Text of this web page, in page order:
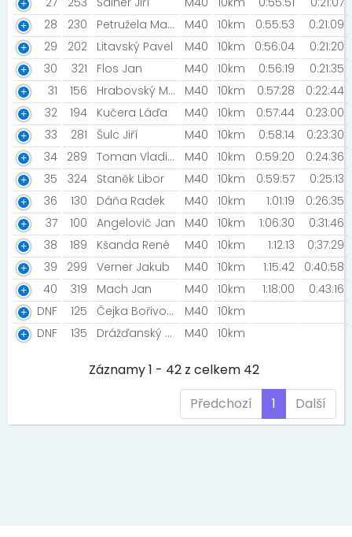
28
230 Petružela Marek M40 10km 0:55:53
0:21:09
29
202 Litavský Pavel M40 10km 0:56:04
0:21:20
30
321 Flos Jan M40 10km 0:56:19
0:21:35
31
156 Hrabovský Miloš M40 10km 0:57:28
0:22:44
32
194 Kučera Láďa M40 10km 0:57:44
0:23:00
33
281 Šulc Jiří M40 10km 0:58:14
0:23:30
34
289 Toman Vladimír M40 10km 0:59:20
0:24:36
35
324 Staněk Libor M40 10km 0:59:57
0:25:13
36
130 Dáňa Radek M40 10km 1:01:19
0:26:35
37
100 Angelovič Jan M40 10km 1:06:30
0:31:46
38
189 Kšanda René M40 10km 1:12:13
0:37:29
39
299 Verner Jakub M40 10km 1:15:42
0:40:58
40
319 Mach Jan M40 10km 1:18:00
0:43:16
DNF
125 Čejka Bořivoj [Triathlon Team Chrudim] M40
10km
DNF
135 Drážďanský Radim Filip [AK Duchcov] M40 10km
Záznamy 1 - 42 z celkem 42
Předchozí
1 Další